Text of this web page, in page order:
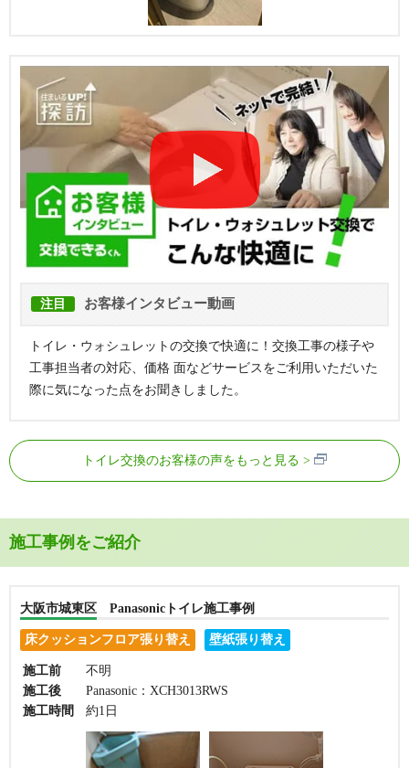
注目 お客様インタビュー動画
トイレ・ウォシュレットの交換で快適に！交換工事の様子や
工事担当者の対応、価格 面などサービスをご利用いただいた
際に気になった点をお聞きしました。
トイレ交換のお客様の声をもっと見る
施工事例をご紹介
大阪市城東区 Panasonicトイレ施工事例
床クッションフロア張り替え 壁紙張り替え
施工前
不明
施工後
Panasonic：XCH3013RWS
施工時間
約1日